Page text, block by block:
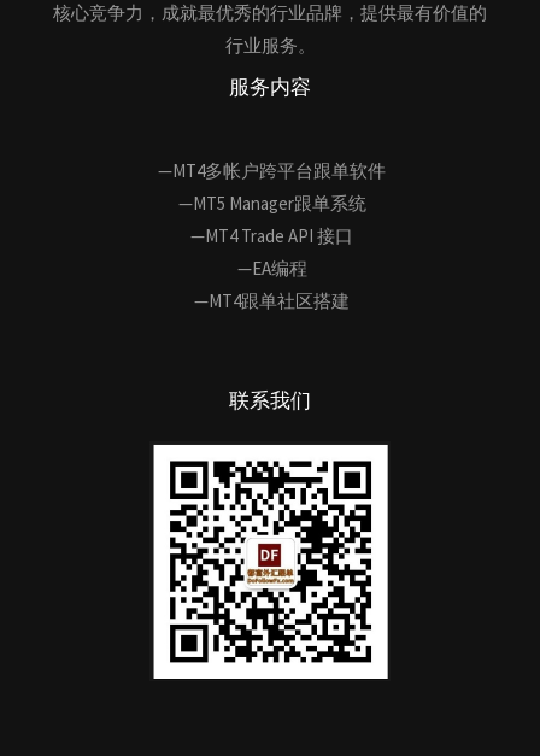
核心竞争力，成就最优秀的行业品牌，提供最有价值的
行业服务。
服务内容
—MT4多帐户跨平台跟单软件
—MT5 Manager跟单系统
—MT4 Trade API 接口
—EA编程
—MT4跟单社区搭建
联系我们